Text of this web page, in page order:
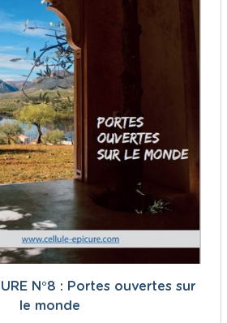
N°8 : Portes ouvertes sur
le monde